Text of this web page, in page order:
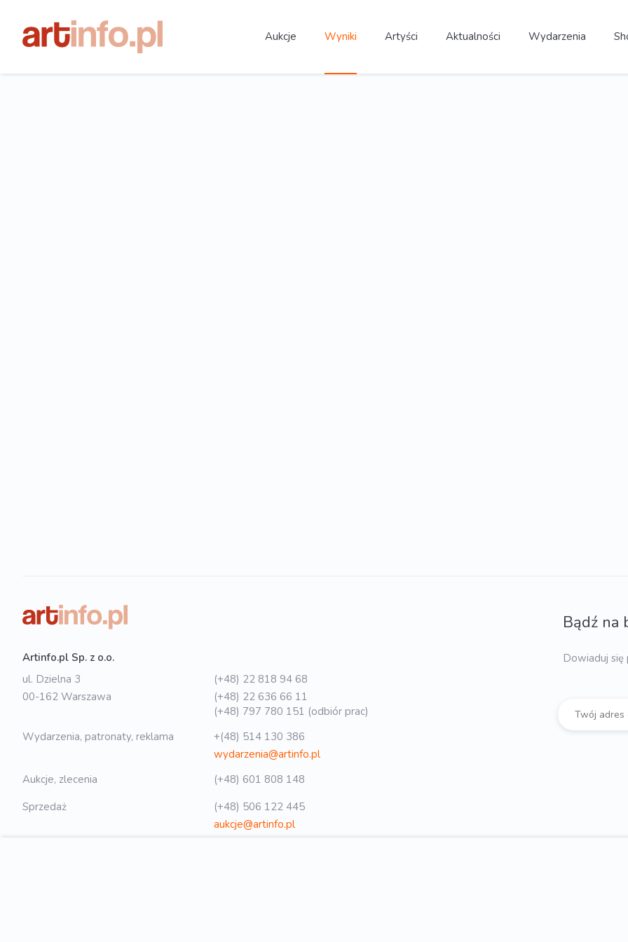
Aukcje Wyniki Artyści Aktualności Wydarzenia
Artinfo.pl Sp. z o.o.
ul. Dzielna 3
00-162 Warszawa
(+48) 22 818 94 68
(+48) 22 636 66 11
(+48) 797 780 151 (odbiór prac)
Wydarzenia, patronaty, reklama
+(48) 514 130 386
wydarzenia@artinfo.pl
Aukcje, zlecenia
(+48) 601 808 148
Sprzedaż
(+48) 506 122 445
aukcje@artinfo.pl
Bądź na
Dowiaduj